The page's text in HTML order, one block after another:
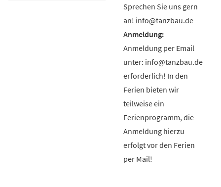
Sprechen Sie uns gern
an! info@tanzbau.de
Anmeldung per Email
unter: info@tanzbau.de
erforderlich! In den
Ferien bieten wir
teilweise ein
Ferienprogramm, die
Anmeldung hierzu
erfolgt vor den Ferien
per Mail!